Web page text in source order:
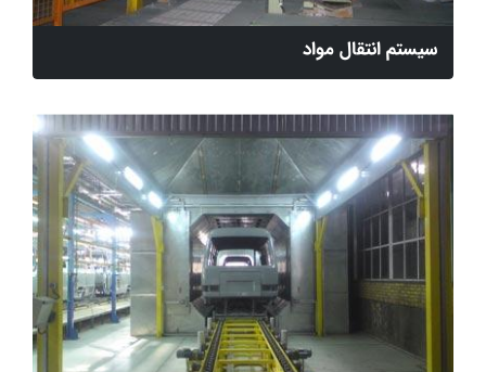
سیستم انتقال مواد